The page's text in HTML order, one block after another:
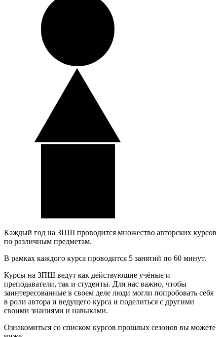
Каждый год на ЗПШ проводится множество авторских курсов
по различным предметам.
В рамках каждого курса проводится 5 занятий по 60 минут.
Курсы на ЗПШ ведут как действующие учёные и
преподаватели, так и студенты. Для нас важно, чтобы
заинтересованные в своем деле люди могли попробовать себя
в роли автора и ведущего курса и поделиться с другими
своими знаниями и навыками.
Ознакомиться со списком курсов прошлых сезонов вы можете